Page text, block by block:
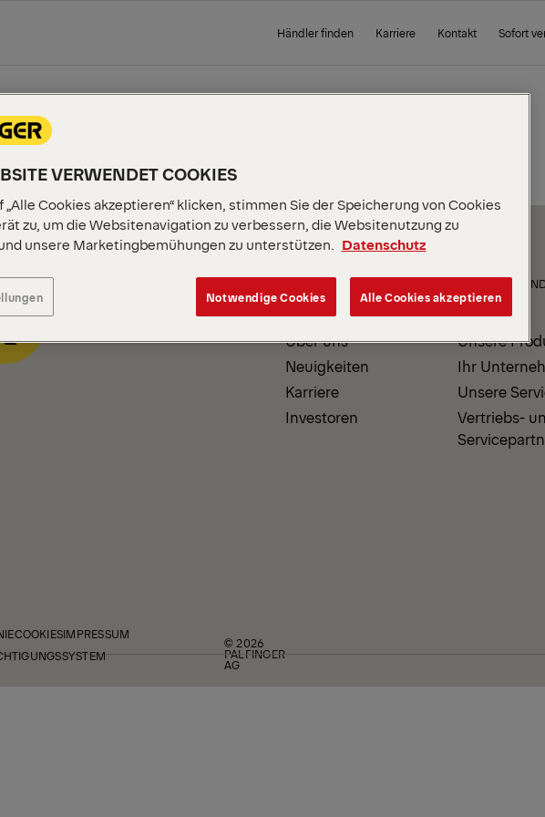
Händler finden Karriere Kontakt Sofort
PAGE
UNTERNEHMEN
Über uns
Neuigkeiten
Karriere
Investoren
PRODUKTE
SERVICE
Unsere
Ihr
Unsere
Vertriebs-
COOKIESIMPRESSUM
© 2026
PALFINGER
AG
VERWENDET COOKIES
„Alle Cookies akzeptieren“ klicken, stimmen Sie der Speicherung von Cookies
zu, um die Websitenavigation zu verbessern, die Websitenutzung zu
unsere Marketingbemühungen zu unterstützen. Datenschutz
Notwendige Cookies Alle Cookies akzeptieren